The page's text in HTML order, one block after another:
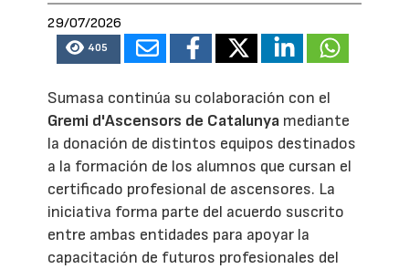
29/07/2026
405
Sumasa continúa su colaboración con el
Gremi d'Ascensors de Catalunya mediante
la donación de distintos equipos destinados
a la formación de los alumnos que cursan el
certificado profesional de ascensores. La
iniciativa forma parte del acuerdo suscrito
entre ambas entidades para apoyar la
capacitación de futuros profesionales del